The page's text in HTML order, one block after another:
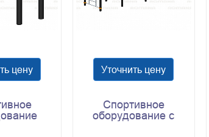
цену Уточнить цену
Спортивное
оборудование с